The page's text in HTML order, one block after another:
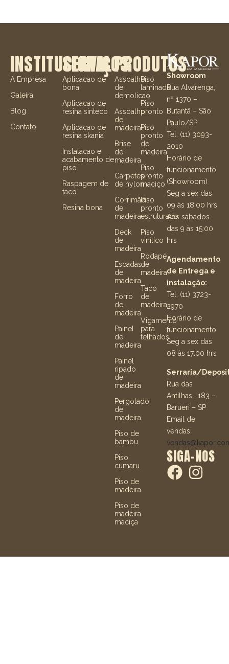
INSTITUCIONAL
A Empresa
Galeira
Blog
Contato
SERVIÇOS
Aplicacao de
bona
Aplicacao de
resina sinteco
Aplicacao de
resina skania
Instalacao e
acabamento de
piso
Raspagem de
taco
Resina bona
PRODUTOS
Assoalho
de
demolicao
Assoalho
de
madeira
Brise
de
madeira
Carpetes
de nylon
Corrimão
de
madeira
Deck
de
madeira
Escadas
de
madeira
Forro
de
madeira
Painel
de
madeira
Painel
ripado
de
madeira
Pergolado
de
madeira
Piso de
bambu
Piso
cumaru
Piso de
madeira
Piso de
madeira
maciça
Piso
laminado
Piso
pronto
Piso
pronto
de
madeira
Piso
pronto
maciço
Piso
pronto
estruturado
Piso
vinílico
Rodapé
de
madeira
Taco
de
madeira
Vigamento
para
telhados
Showroom
Rua Alvarenga,
nº 1370 –
Butantã – São
Paulo/SP
Tel: (11) 3093-
2010
Horário de
funcionamento
(Showroom)
Seg a sex das
09 às 18:00 hrs
Aos sábados
das 9 às 15:00
hrs
Agendamento
de Entrega e
instalação:
Tel: (11) 3723-
2970
Horário de
funcionamento
Seg a sex das
08 às 17:00 hrs
Serraria/
Rua das
Antilhas , 183 –
Barueri – SP
Email de
vendas:
SIGA-NOS